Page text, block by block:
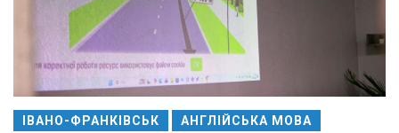
ІВАНО-ФРАНКІВСЬК АНГЛІЙСЬКА МОВА